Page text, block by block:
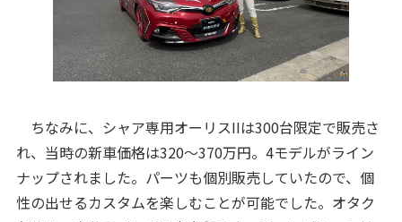
ちなみに、シャア専用オーリスIIは300台限定で販売さ
れ、当時の新車価格は320～370万円。4モデルがライン
ナップされました。パーツも個別販売していたので、個
性の出せるカスタムを楽しむことが可能でした。オタク